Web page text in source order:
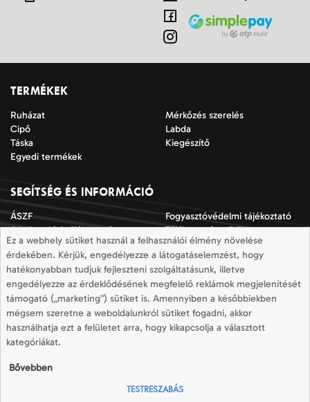
TERMÉKEK
Ruházat
Mérkőzés szerelés
Cipő
Labda
Táska
Kiegészítő
Egyedi termékek
SEGÍTSÉG ÉS INFORMÁCIÓ
ÁSZF
Fogyasztóvédelmi tájékoztató
Adatkezelési tájékoztató
Tájékoztató a sütik
alkalmazásáról
Jogi nyilatkozat
Impresszum
Elállási nyilatkozat
Mérettáblázatok
Szállítási információk
Elállás a szerződéstől
Totallsport © 2026
Minden jog fenntartva
A totallsport.com az adidas és Joma márkák
Ez a webhely sütiket használ a felhasználói élmény növelése
érdekében. Kérjük, engedélyezze a látogatáselemzést, hogy
hatékonyabban tudjuk fejleszteni szolgáltatásunk, illetve
engedélyezze az érdeklődésének megfelelő reklámok megjelenítését
támogató („marketing”) sütiket is. Amennyiben a későbbiekben
mégsem szeretne a weboldalunkról sütiket fogadni, akkor
használhatja ezt a felületet arra, hogy kikapcsolja a választott
kategóriákat.
Bővebben
TESTRESZABÁS